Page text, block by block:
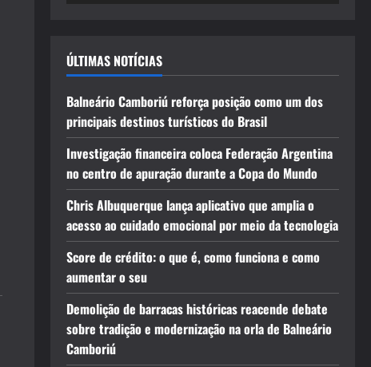
ÚLTIMAS NOTÍCIAS
Balneário Camboriú reforça posição como um dos
principais destinos turísticos do Brasil
Investigação financeira coloca Federação Argentina
no centro de apuração durante a Copa do Mundo
Chris Albuquerque lança aplicativo que amplia o
acesso ao cuidado emocional por meio da tecnologia
Score de crédito: o que é, como funciona e como
aumentar o seu
Demolição de barracas históricas reacende debate
sobre tradição e modernização na orla de Balneário
Camboriú